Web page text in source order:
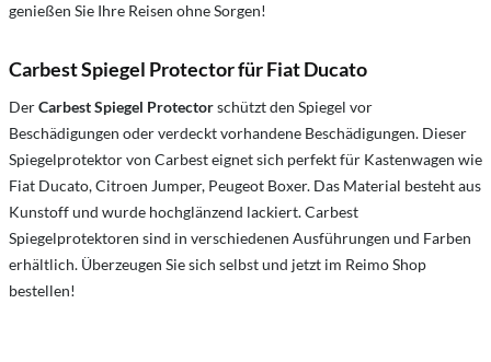
genießen Sie Ihre Reisen ohne Sorgen!
Carbest Spiegel Protector für Fiat Ducato
DerCarbest Spiegel Protectorschützt den Spiegel vor
Beschädigungen oder verdeckt vorhandene Beschädigungen. Dieser
Spiegelprotektor von Carbest eignet sich perfekt für Kastenwagen wie
Fiat Ducato, Citroen Jumper, Peugeot Boxer. Das Material besteht aus
Kunstoff und wurde hochglänzend lackiert. Carbest
Spiegelprotektoren sind in verschiedenen Ausführungen und Farben
erhältlich. Überzeugen Sie sich selbst und jetzt im Reimo Shop
bestellen!